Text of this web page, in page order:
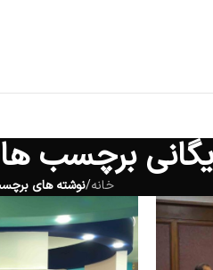
برچسب
خانه/نوشته های